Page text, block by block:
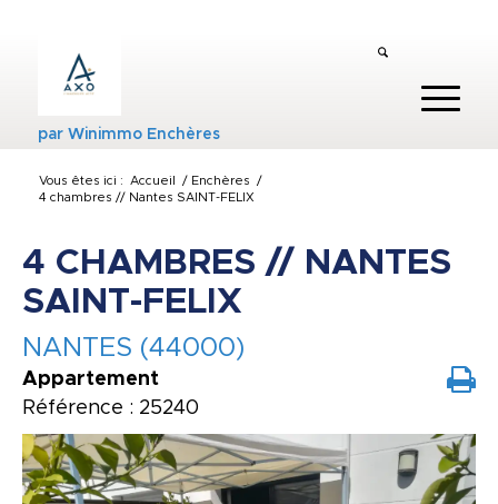
parWinimmo Enchères
Vous êtes ici : Accueil / Enchères
/
4 chambres // Nantes SAINT-FELIX
4 CHAMBRES // NANTES
SAINT-FELIX
NANTES (44000)
Appartement
Référence : 25240